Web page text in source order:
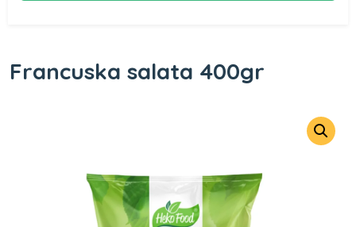
Francuska salata 400gr